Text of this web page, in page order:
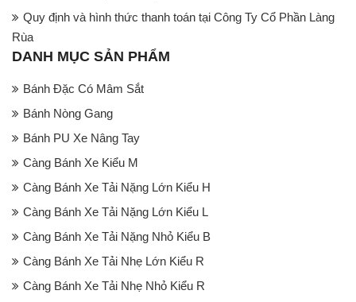
Quy định và hình thức thanh toán tại Công Ty Cổ Phần Làng
Rùa
DANH MỤC SẢN PHẨM
Bánh Đặc Có Mâm Sắt
Bánh Nòng Gang
Bánh PU Xe Nâng Tay
Càng Bánh Xe Kiểu M
Càng Bánh Xe Tải Nặng Lớn Kiểu H
Càng Bánh Xe Tải Nặng Lớn Kiểu L
Càng Bánh Xe Tải Nặng Nhỏ Kiểu B
Càng Bánh Xe Tải Nhẹ Lớn Kiểu R
Càng Bánh Xe Tải Nhẹ Nhỏ Kiểu R